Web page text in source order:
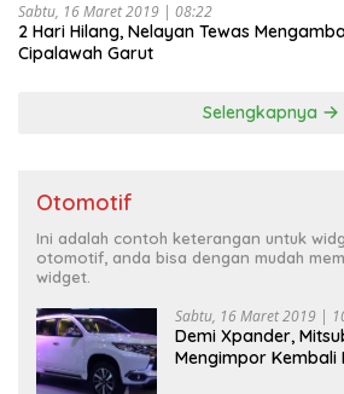
Sabtu, 16 Maret 2019 | 08:22
2 Hari Hilang, Nelayan Tewas
Cipalawah Garut
Selengkapnya
Otomotif
Ini adalah contoh keterangan untuk
otomotif, anda bisa dengan mudah
widget.
Sabtu, 16 Maret 2019 |
Demi Xpander,
Mengimpor Kembali